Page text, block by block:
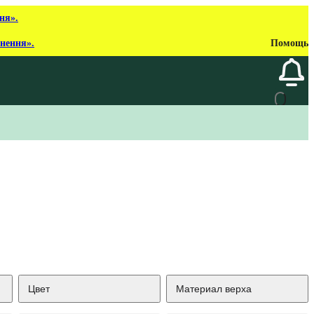
Помощь
Цвет Материал верха